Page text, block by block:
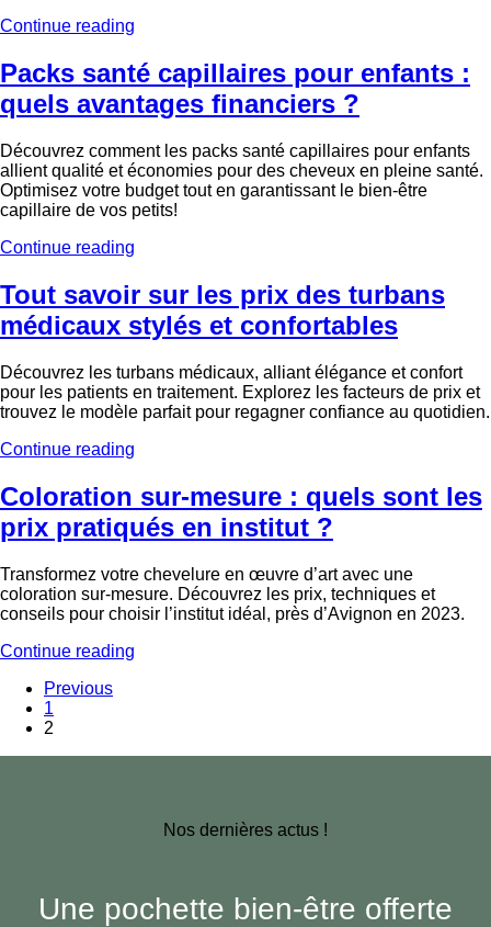
Continue reading
Packs santé capillaires pour enfants :
quels avantages financiers ?
Découvrez comment les packs santé capillaires pour enfants
allient qualité et économies pour des cheveux en pleine santé.
Optimisez votre budget tout en garantissant le bien-être
capillaire de vos petits!
Continue reading
Tout savoir sur les prix des turbans
médicaux stylés et confortables
Découvrez les turbans médicaux, alliant élégance et confort
pour les patients en traitement. Explorez les facteurs de prix et
trouvez le modèle parfait pour regagner confiance au quotidien.
Continue reading
Coloration sur-mesure : quels sont les
prix pratiqués en institut ?
Transformez votre chevelure en œuvre d’art avec une
coloration sur-mesure. Découvrez les prix, techniques et
conseils pour choisir l’institut idéal, près d’Avignon en 2023.
Continue reading
Previous
1
2
Nos dernières actus !
Une pochette bien-être offerte